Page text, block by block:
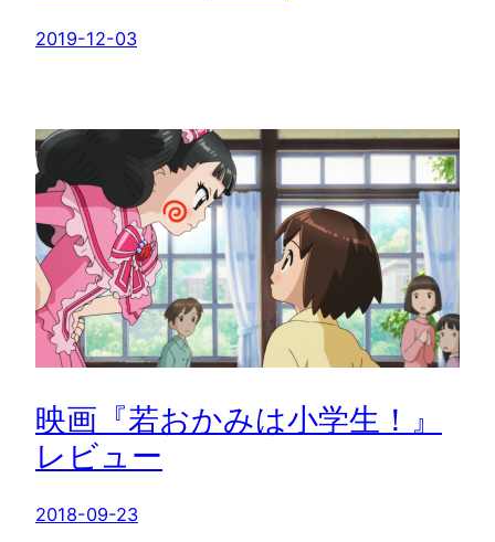
2019-12-03
映画『若おかみは小学生！』
レビュー
2018-09-23